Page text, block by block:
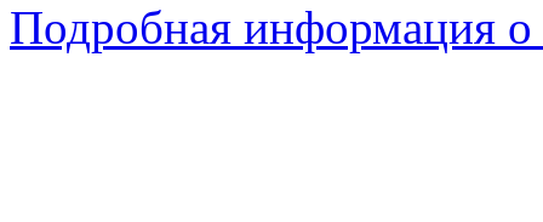
Подробная информация о